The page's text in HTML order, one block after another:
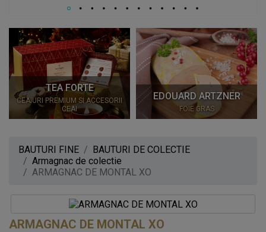
TEA FORTE
CEAIURI PREMIUM SI ACCESORII
CEAI
EDOUARD ARTZNER
FOIE GRAS
BAUTURI FINE
BAUTURI DE COLECTIE
Armagnac de colectie
ARMAGNAC DE MONTAL XO
ARMAGNAC DE MONTAL XO